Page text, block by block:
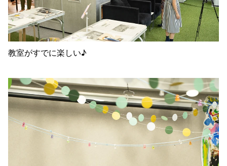
教室がすでに楽しい♪